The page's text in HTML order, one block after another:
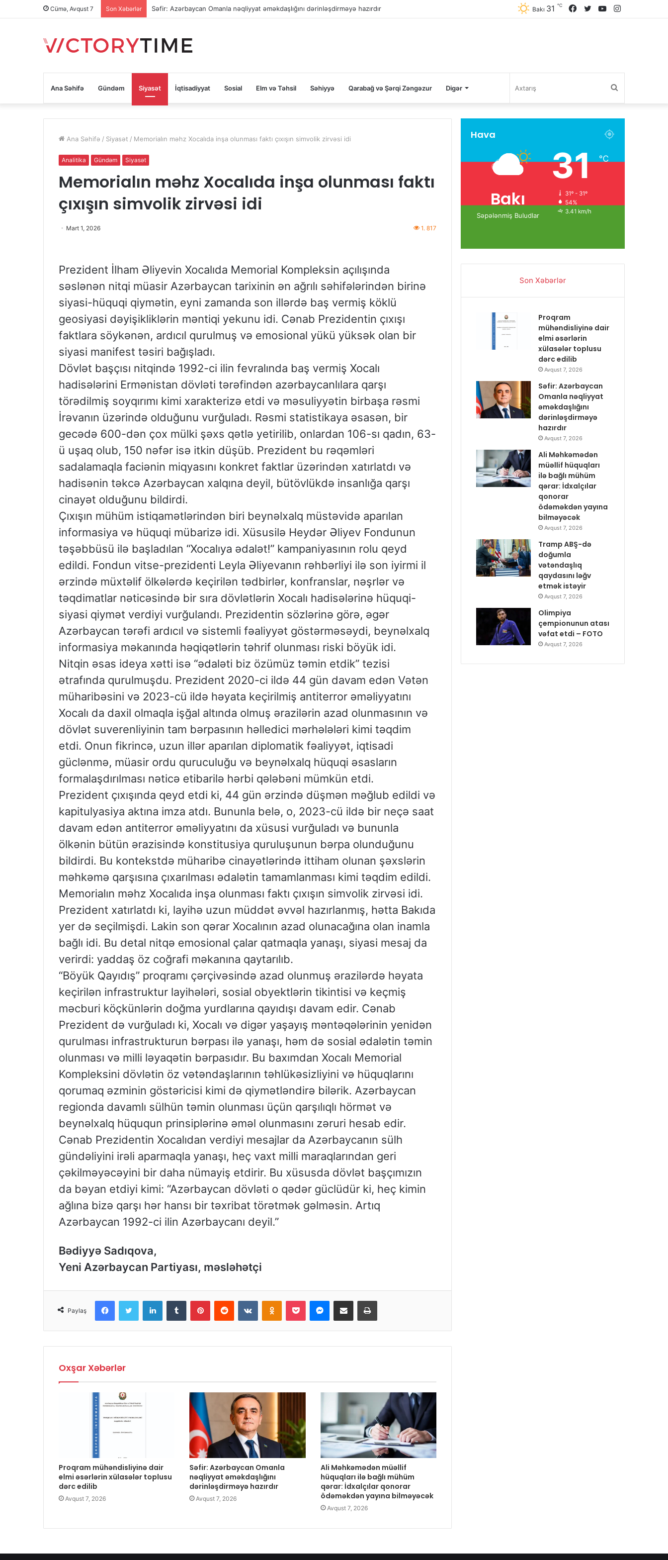
Cümə, Avqust 7 Son Xəbərlər Səfir: Azərbaycan Omanla nəqliyyat əməkdaşlığını dərinləşdirməyə hazırdır YouTube
Twitter
Facebook
Bakı 31 ℃
Ana Səhifə Gündəm Siyasət İqtisadiyyat Sosial Elm və Təhsil Səhiyyə Qarabağ və Şərqi Zəngəzur Digər
Ana Səhifə / Siyasət / Memorialın məhz Xocalıda inşa olunması faktı çıxışın simvolik zirvəsi idi
Analitika Gündəm Siyasət
Memorialın məhz Xocalıda inşa olunması faktı
çıxışın simvolik zirvəsi idi
Mart 1, 2026 1. 817
Prezident İlham Əliyevin Xocalıda Memorial Kompleksin açılışında
səslənən nitqi müasir Azərbaycan tarixinin ən ağrılı səhifələrindən birinə
siyasi-hüquqi qiymətin, eyni zamanda son illərdə baş vermiş köklü
geosiyasi dəyişikliklərin məntiqi yekunu idi. Cənab Prezidentin çıxışı
faktlara söykənən, ardıcıl qurulmuş və emosional yükü yüksək olan bir
siyasi manifest təsiri bağışladı.
Dövlət başçısı nitqində 1992-ci ilin fevralında baş vermiş Xocalı
hadisələrini Ermənistan dövləti tərəfindən azərbaycanlılara qarşı
törədilmiş soyqırımı kimi xarakterizə etdi və məsuliyyətin birbaşa rəsmi
İrəvanın üzərində olduğunu vurğuladı. Rəsmi statistikaya əsasən, bir
gecədə 600-dən çox mülki şəxs qətlə yetirilib, onlardan 106-sı qadın, 63-
ü uşaq olub, 150 nəfər isə itkin düşüb. Prezident bu rəqəmləri
sadalamaqla faciənin miqyasını konkret faktlar üzərindən xatırlatdı və
hadisənin təkcə Azərbaycan xalqına deyil, bütövlükdə insanlığa qarşı
cinayət olduğunu bildirdi.
Çıxışın mühüm istiqamətlərindən biri beynəlxalq müstəvidə aparılan
informasiya və hüquqi mübarizə idi. Xüsusilə Heydər Əliyev Fondunun
təşəbbüsü ilə başladılan “Xocalıya ədalət!” kampaniyasının rolu qeyd
edildi. Fondun vitse-prezidenti Leyla Əliyevanın rəhbərliyi ilə son iyirmi il
ərzində müxtəlif ölkələrdə keçirilən tədbirlər, konfranslar, nəşrlər və
təqdimatlar nəticəsində bir sıra dövlətlərin Xocalı hadisələrinə hüquqi-
siyasi qiymət verdiyi vurğulandı. Prezidentin sözlərinə görə, əgər
Azərbaycan tərəfi ardıcıl və sistemli fəaliyyət göstərməsəydi, beynəlxalq
informasiya məkanında həqiqətlərin təhrif olunması riski böyük idi.
Nitqin əsas ideya xətti isə “ədaləti biz özümüz təmin etdik” tezisi
ətrafında qurulmuşdu. Prezident 2020-ci ildə 44 gün davam edən Vətən
müharibəsini və 2023-cü ildə həyata keçirilmiş antiterror əməliyyatını
Xocalı da daxil olmaqla işğal altında olmuş ərazilərin azad olunmasının və
dövlət suverenliyinin tam bərpasının həlledici mərhələləri kimi təqdim
etdi. Onun fikrincə, uzun illər aparılan diplomatik fəaliyyət, iqtisadi
güclənmə, müasir ordu quruculuğu və beynəlxalq hüquqi əsasların
formalaşdırılması nəticə etibarilə hərbi qələbəni mümkün etdi.
Prezident çıxışında qeyd etdi ki, 44 gün ərzində düşmən məğlub edildi və
kapitulyasiya aktına imza atdı. Bununla belə, o, 2023-cü ildə bir neçə saat
davam edən antiterror əməliyyatını da xüsusi vurğuladı və bununla
ölkənin bütün ərazisində konstitusiya quruluşunun bərpa olunduğunu
bildirdi. Bu kontekstdə müharibə cinayətlərində ittiham olunan şəxslərin
məhkəmə qarşısına çıxarılması ədalətin tamamlanması kimi təqdim edildi.
Memorialın məhz Xocalıda inşa olunması faktı çıxışın simvolik zirvəsi idi.
Prezident xatırlatdı ki, layihə uzun müddət əvvəl hazırlanmış, hətta Bakıda
yer də seçilmişdi. Lakin son qərar Xocalının azad olunacağına olan inamla
bağlı idi. Bu detal nitqə emosional çalar qatmaqla yanaşı, siyasi mesaj da
verirdi: yaddaş öz coğrafi məkanına qaytarılıb.
“Böyük Qayıdış” proqramı çərçivəsində azad olunmuş ərazilərdə həyata
keçirilən infrastruktur layihələri, sosial obyektlərin tikintisi və keçmiş
məcburi köçkünlərin doğma yurdlarına qayıdışı davam edir. Cənab
Prezident də vurğuladı ki, Xocalı və digər yaşayış məntəqələrinin yenidən
qurulması infrastrukturun bərpası ilə yanaşı, həm də sosial ədalətin təmin
olunması və milli ləyaqətin bərpasıdır. Bu baxımdan Xocalı Memorial
Kompleksini dövlətin öz vətəndaşlarının təhlükəsizliyini və hüquqlarını
qorumaq əzminin göstəricisi kimi də qiymətləndirə bilərik. Azərbaycan
regionda davamlı sülhün təmin olunması üçün qarşılıqlı hörmət və
beynəlxalq hüququn prinsiplərinə əməl olunmasını zəruri hesab edir.
Cənab Prezidentin Xocalıdan verdiyi mesajlar da Azərbaycanın sülh
gündəliyini irəli aparmaqla yanaşı, heç vaxt milli maraqlarından geri
çəkilməyəcəyini bir daha nümayiş etdirir. Bu xüsusda dövlət başçımızın
da bəyan etdiyi kimi: “Azərbaycan dövləti o qədər güclüdür ki, heç kimin
ağlına bizə qarşı hər hansı bir təxribat törətmək gəlməsin. Artıq
Azərbaycan 1992-ci ilin Azərbaycanı deyil.”
Bədiyyə Sadıqova,
Yeni Azərbaycan Partiyası, məsləhətçi
Paylaş
Oxşar Xəbərlər
Proqram mühəndisliyinə dair
elmi əsərlərin xülasələr toplusu
dərc edilib
Avqust 7, 2026
Səfir: Azərbaycan Omanla
nəqliyyat əməkdaşlığını
dərinləşdirməyə hazırdır
Avqust 7, 2026
Ali Məhkəmədən müəllif
hüquqları ilə bağlı mühüm
qərar: İdxalçılar qonorar
ödəməkdən yayına bilməyəcək
Avqust 7, 2026
Hava
Bakı
Səpələnmiş Buludlar
31℃
31º - 31º
54%
3.41 km/h
Son Xəbərlər
Proqram
mühəndisliyinə dair
elmi əsərlərin
xülasələr toplusu
dərc edilib
Avqust 7, 2026
Səfir: Azərbaycan
Omanla nəqliyyat
əməkdaşlığını
dərinləşdirməyə
hazırdır
Avqust 7, 2026
Ali Məhkəmədən
müəllif hüquqları
ilə bağlı mühüm
qərar: İdxalçılar
qonorar
ödəməkdən yayına
bilməyəcək
Avqust 7, 2026
Tramp ABŞ-də
doğumla
vətəndaşlıq
qaydasını ləğv
etmək istəyir
Avqust 7, 2026
Olimpiya
çempionunun atası
vəfat etdi – FOTO
Avqust 7, 2026